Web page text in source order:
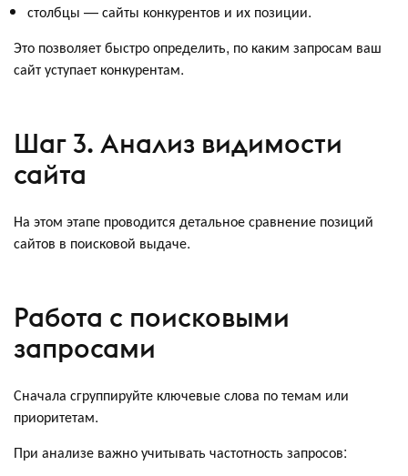
столбцы — сайты конкурентов и их позиции.
Это позволяет быстро определить, по каким запросам ваш
сайт уступает конкурентам.
Шаг 3. Анализ видимости
сайта
На этом этапе проводится детальное сравнение позиций
сайтов в поисковой выдаче.
Работа с поисковыми
запросами
Сначала сгруппируйте ключевые слова по темам или
приоритетам.
При анализе важно учитывать частотность запросов: